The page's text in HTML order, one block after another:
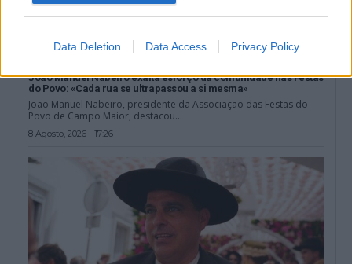
Data Deletion Data Access Privacy Policy
João Manuel Nabeiro exalta esforço da comunidade nas Festas
do Povo: «Cada rua se ultrapassou a si mesma»
João Manuel Nabeiro, presidente da Associação das Festas do
Povo de Campo Maior, destacou...
8 Agosto, 2026 - 17:26